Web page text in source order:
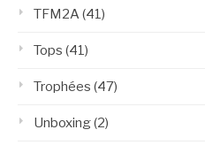
TFM2A (41)
Tops (41)
Trophées (47)
Unboxing(2)